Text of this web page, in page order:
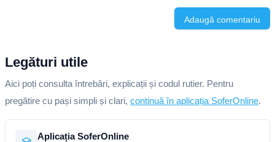
Adaugă comentariu
Legături utile
Aici poți consulta întrebări, explicații și codul rutier. Pentru
pregătire cu pași simpli și clari, continuă în aplicația SoferOnline.
Aplicația SoferOnline